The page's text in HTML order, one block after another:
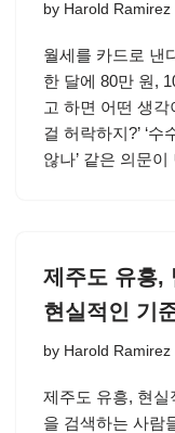
by Harold Ramirez
월세를 카드로 낸
한 달에 80만 원,
고 하면 어떤 생각
걸 허락하지?’ ‘
않나’ 같은 의문
제주도 유흥,
현실적인 기
by Harold Ramirez
제주도 유흥, 현
을 검색하는 사람